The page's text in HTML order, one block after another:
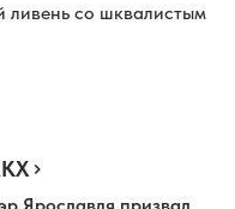
ливень со шквалистым